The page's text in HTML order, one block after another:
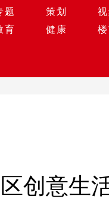
题 策划
育 健康
创意生